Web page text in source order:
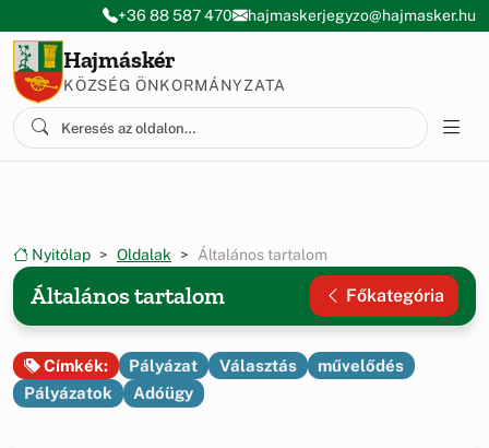
Ugrás a menüre
Ugrás a tartalomra
+36 88 587 470 hajmaskerjegyzo@hajmasker.hu
Hajmáskér
KÖZSÉG ÖNKORMÁNYZATA
Nyitólap Oldalak Általános tartalom
Általános tartalom Főkategória
Címkék: Pályázat Választás
művelődés
Pályázatok
Adóügy